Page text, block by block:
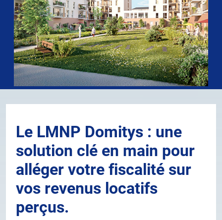
Le LMNP Domitys : une
solution clé en main pour
alléger votre fiscalité sur
vos revenus locatifs
perçus.